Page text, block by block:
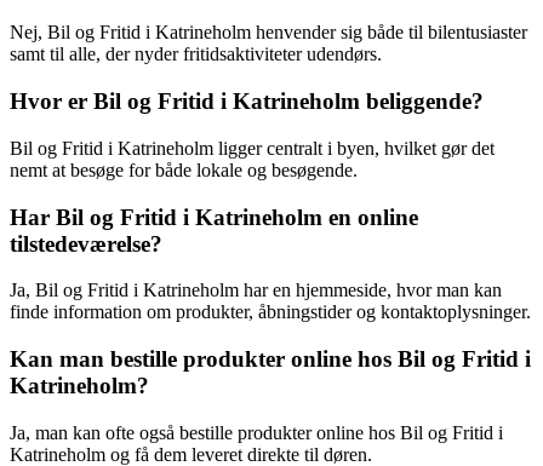
Nej, Bil og Fritid i Katrineholm henvender sig både til bilentusiaster
samt til alle, der nyder fritidsaktiviteter udendørs.
Hvor er Bil og Fritid i Katrineholm beliggende?
Bil og Fritid i Katrineholm ligger centralt i byen, hvilket gør det
nemt at besøge for både lokale og besøgende.
Har Bil og Fritid i Katrineholm en online
tilstedeværelse?
Ja, Bil og Fritid i Katrineholm har en hjemmeside, hvor man kan
finde information om produkter, åbningstider og kontaktoplysninger.
Kan man bestille produkter online hos Bil og Fritid i
Katrineholm?
Ja, man kan ofte også bestille produkter online hos Bil og Fritid i
Katrineholm og få dem leveret direkte til døren.